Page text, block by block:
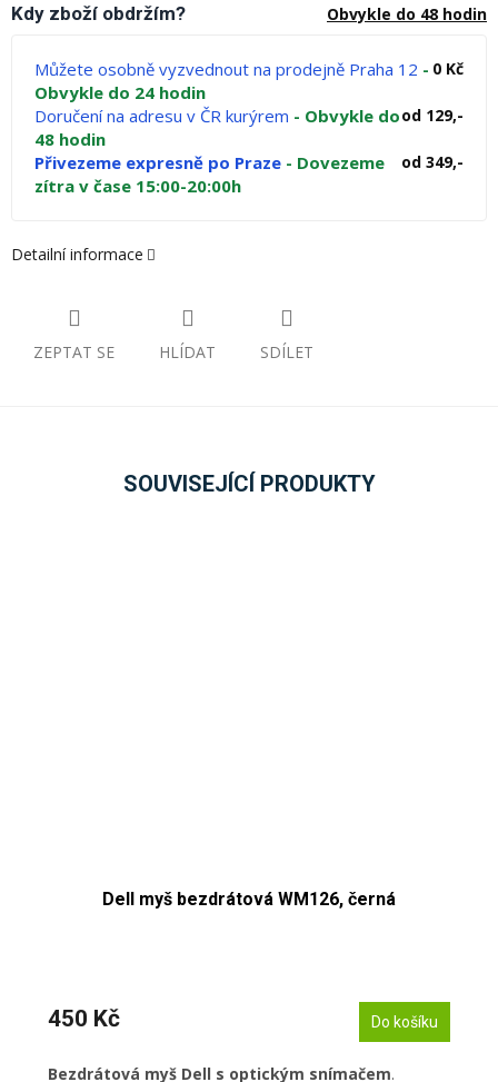
Kdy zboží obdržím? Obvykle do 48 hodin
Můžete osobně vyzvednout na prodejně Praha 12 -
Obvykle do 24 hodin
0 Kč
Doručení na adresu v ČR kurýrem - Obvykle do
48 hodin
od 129,-
Přivezeme expresně po Praze - Dovezeme
zítra v čase 15:00-20:00h
od 349,-
Detailní informace
ZEPTAT SE HLÍDAT SDÍLET
SOUVISEJÍCÍ PRODUKTY
Dell myš bezdrátová WM126, černá
450 Kč Do košíku
Bezdrátová myš Dell s optickým snímačem.